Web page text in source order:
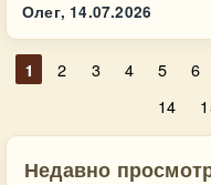
Олег, 14.07.2026
1 2 3 4 5 6
14
Недавно